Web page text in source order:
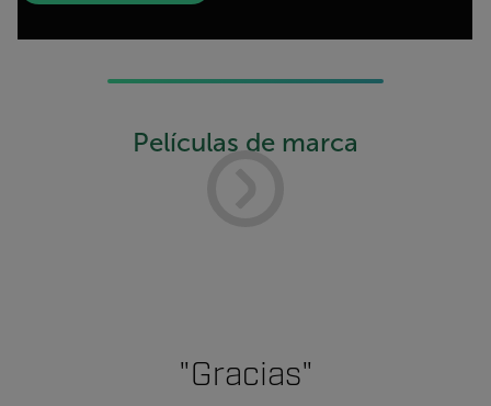
Películas de marca
"Gracias"